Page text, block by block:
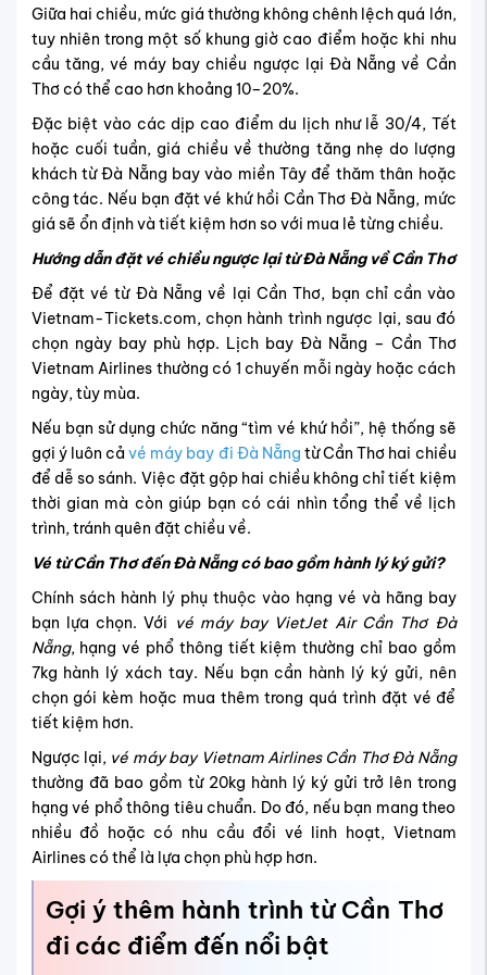
khách từ Đà Nẵng bay vào miền Tây để thăm thân hoặc
công tác. Nếu bạn đặt vé khứ hồi Cần Thơ Đà Nẵng, mức
giá sẽ ổn định và tiết kiệm hơn so với mua lẻ từng chiều.
Hướng dẫn đặt vé chiều ngược lại từ Đà Nẵng về Cần Thơ
Để đặt vé từ Đà Nẵng về lại Cần Thơ, bạn chỉ cần vào
Vietnam-Tickets.com, chọn hành trình ngược lại, sau đó
chọn ngày bay phù hợp. Lịch bay Đà Nẵng – Cần Thơ
Vietnam Airlines thường có 1 chuyến mỗi ngày hoặc cách
ngày, tùy mùa.
Nếu bạn sử dụng chức năng “tìm vé khứ hồi”, hệ thống sẽ
gợi ý luôn cảvé máy bay đi Đà Nẵngtừ Cần Thơ hai chiều
để dễ so sánh. Việc đặt gộp hai chiều không chỉ tiết kiệm
thời gian mà còn giúp bạn có cái nhìn tổng thể về lịch
trình, tránh quên đặt chiều về.
Vé từ Cần Thơ đến Đà Nẵng có bao gồm hành lý ký gửi?
Chính sách hành lý phụ thuộc vào hạng vé và hãng bay
bạn lựa chọn. Vớivé máy bay VietJet Air Cần Thơ Đà
Nẵng, hạng vé phổ thông tiết kiệm thường chỉ bao gồm
7kg hành lý xách tay. Nếu bạn cần hành lý ký gửi, nên
chọn gói kèm hoặc mua thêm trong quá trình đặt vé để
tiết kiệm hơn.
Ngược lại,vé máy bay Vietnam Airlines Cần Thơ Đà Nẵng
thường đã bao gồm từ 20kg hành lý ký gửi trở lên trong
hạng vé phổ thông tiêu chuẩn. Do đó, nếu bạn mang theo
nhiều đồ hoặc có nhu cầu đổi vé linh hoạt, Vietnam
Airlines có thể là lựa chọn phù hợp hơn.
Gợi ý thêm hành trình từ Cần Thơ
đi các điểm đến nổi bật
Ngoàivé máy bay Cần Thơ Đà Nẵng, nhiều hành khách
còn tìm kiếm các hành trình tương tự từ miền Tây đến
những điểm đến du lịch nổi bật khác như Nha Trang, Đà
Lạt hay Huế. Những lựa chọn này không chỉ giúp bạn có
thêm điểm dừng chân mới mẻ mà còn tối ưu chi phí và
thời gian bay nếu biết cách đặt vé hợp lý.